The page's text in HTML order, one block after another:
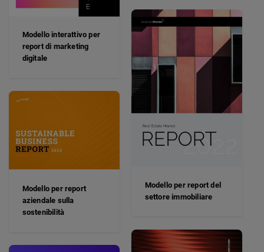
Modello interattivo per
report di marketing
digitale
Modello per report del
settore immobiliare
Modello per report
aziendale sulla
sostenibilità